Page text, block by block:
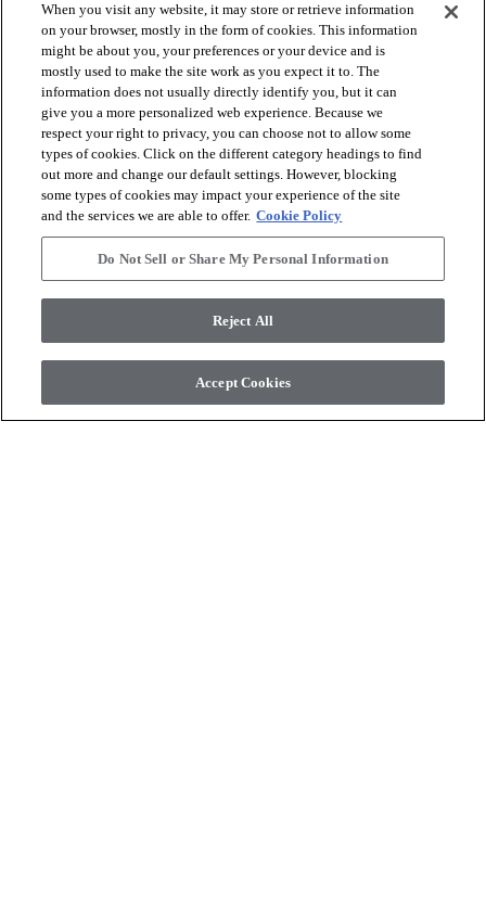
ONDERHOUDTIPS
Zorg ervoor dat jouw Coretec®-vloer er als nieuw uitziet met
deze eenvoudige richtlijnen voor zorg en onderhoud.
When you visit any website, it may store or retrieve information
on your browser, mostly in the form of cookies. This information
might be about you, your preferences or your device and is
mostly used to make the site work as you expect it to. The
information does not usually directly identify you, but it can
give you a more personalized web experience. Because we
respect your right to privacy, you can choose not to allow some
types of cookies. Click on the different category headings to find
out more and change our default settings. However, blocking
some types of cookies may impact your experience of the site
and the services we are able to offer. Cookie Policy
Do Not Sell or Share My Personal Information
Reject All
Accept Cookies